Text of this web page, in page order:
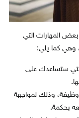
المهارات التي
وهي كما يلي:
ستساعدك على
وظيفة، وذلك لمواجهة
بحكمة.